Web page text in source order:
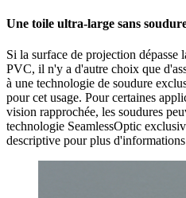
Une toile ultra-large sans
Si la surface de projection dépasse
PVC, il n'y a d'autre choix que
à une technologie de soudure
pour cet usage. Pour certaines
vision rapprochée, les soudures
technologie SeamlessOptic
descriptive pour plus